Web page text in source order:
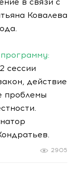
Ковалева
сессии
действие
проблемы
2905